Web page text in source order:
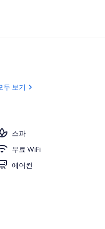
용 스파 욕조
두 보기
스파
무료 WiFi
에어컨